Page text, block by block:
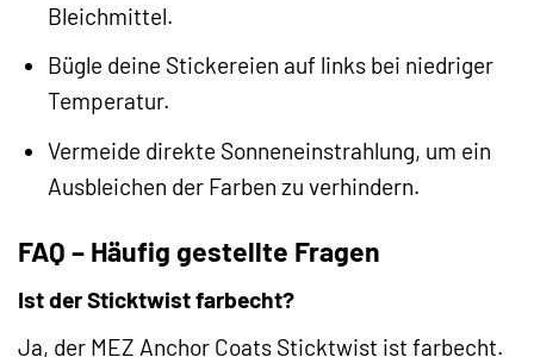
Bleichmittel.
Bügle deine Stickereien auf links bei niedriger
Temperatur.
Vermeide direkte Sonneneinstrahlung, um ein
Ausbleichen der Farben zu verhindern.
FAQ – Häufig gestellte Fragen
Ist der Sticktwist farbecht?
Ja, der MEZ Anchor Coats Sticktwist ist farbecht.